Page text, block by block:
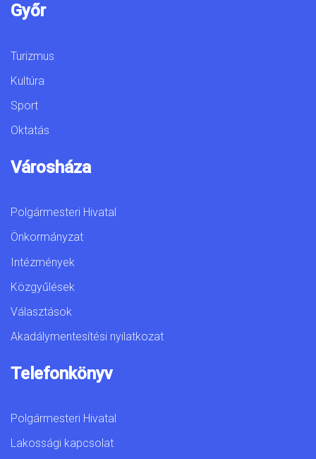
Győr
Turizmus
Kultúra
Sport
Oktatás
Városháza
Polgármesteri Hivatal
Önkormányzat
Intézmények
Közgyűlések
Választások
Akadálymentesítési nyilatkozat
Telefonkönyv
Polgármesteri Hivatal
Lakossági kapcsolat